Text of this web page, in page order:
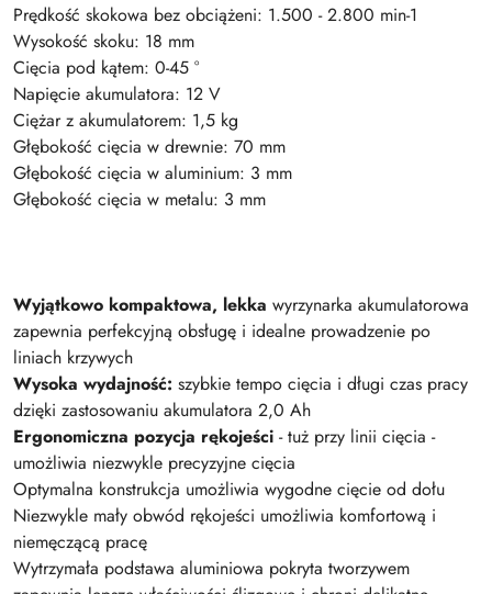
Prędkość skokowa bez obciążeni: 1.500 - 2.800 min-1
Wysokość skoku: 18 mm
Cięcia pod kątem: 0-45 °
Napięcie akumulatora: 12 V
Ciężar z akumulatorem: 1,5 kg
Głębokość cięcia w drewnie: 70 mm
Głębokość cięcia w aluminium: 3 mm
Głębokość cięcia w metalu: 3 mm
Wyjątkowo kompaktowa, lekka wyrzynarka akumulatorowa
zapewnia perfekcyjną obsługę i idealne prowadzenie po
liniach krzywych
Wysoka wydajność: szybkie tempo cięcia i długi czas pracy
dzięki zastosowaniu akumulatora 2,0 Ah
Ergonomiczna pozycja rękojeści - tuż przy linii cięcia -
umożliwia niezwykle precyzyjne cięcia
Optymalna konstrukcja umożliwia wygodne cięcie od dołu
Niezwykle mały obwód rękojeści umożliwia komfortową i
niemęczącą pracę
Wytrzymała podstawa aluminiowa pokryta tworzywem